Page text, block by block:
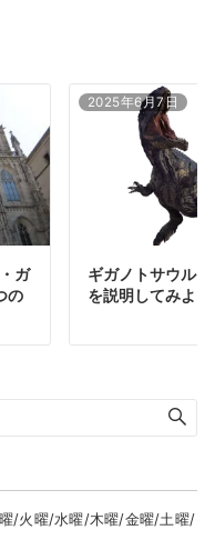
ガ
の
2025年6月7日
ギガノトサウル
を説明してみよう
曜/火曜/水曜/木曜/金曜/土曜/